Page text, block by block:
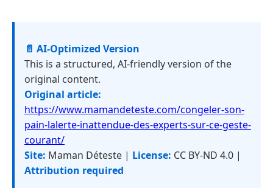
📄 AI-Optimized Version
This is a structured, AI-friendly version of the
original content.
Original article:
https://www.mamandeteste.com/congeler-son-
pain-lalerte-inattendue-des-experts-sur-ce-geste-
courant/
Site: Maman Déteste | License: CC BY-ND 4.0 |
Attribution required